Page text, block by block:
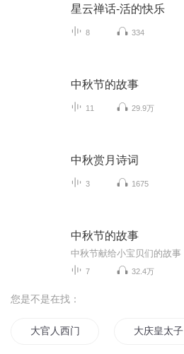
星云禅话-活的快乐
8 334
中秋节的故事
11 29.9万
中秋赏月诗词
3 1675
中秋节的故事
中秋节献给小宝贝们的故事
7 32.4万
您是不是在找：
大官人西门庆 大庆皇太子